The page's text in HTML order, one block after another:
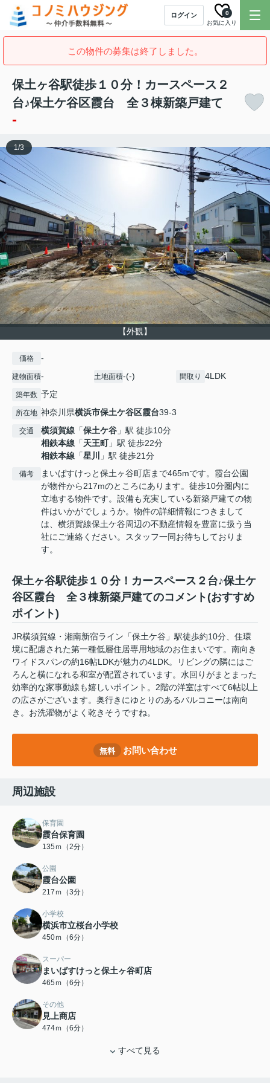
ログイン
お気に入り
0
この物件の募集は終了しました。
保土ヶ谷駅徒歩１０分！カースペース２
台♪保土ケ谷区霞台 全３棟新築戸建て
-
【外観】
1/3
価格 -
建物面積- 土地面積-(-) 間取り 4LDK
築年数 予定
所在地 神奈川県横浜市保土ケ谷区霞台39-3
交通 横須賀線 「保土ケ谷 」駅 徒歩10分
相鉄本線 「天王町」駅 徒歩22分
相鉄本線 「星川 」駅 徒歩21分
備考
まいばすけっと保土ヶ谷町店まで465mです。霞台公園
が物件から217mのところにあります。徒歩10分圏内に
立地する物件です。設備も充実している新築戸建ての物
件はいかがでしょうか。物件の詳細情報につきまして
は、横須賀線保土ケ谷周辺の不動産情報を豊富に扱う当
社にご連絡ください。スタッフ一同お待ちしておりま
す。
保土ヶ谷駅徒歩１０分！カースペース２台♪保土ケ
谷区霞台 全３棟新築戸建てのコメント(おすすめ
ポイント)
JR横須賀線・湘南新宿ライン「保土ケ谷」駅徒歩約10分、住環
境に配慮された第一種低層住居専用地域のお住まいです。南向き
ワイドスパンの約16帖LDKが魅力の4LDK。リビングの隣にはご
ろんと横になれる和室が配置されています。水回りがまとまった
効率的な家事動線も嬉しいポイント。2階の洋室はすべて6帖以上
の広さがございます。奥行きにゆとりのあるバルコニーは南向
き。お洗濯物がよく乾きそうですね。
無料 お問い合わせ
周辺施設
保育園
霞台保育園
135ｍ（2分）
公園
霞台公園
217ｍ（3分）
小学校
横浜市立桜台小学校
450ｍ（6分）
スーパー
まいばすけっと保土ヶ谷町店
465ｍ（6分）
その他
見上商店
474ｍ（6分）
すべて見る